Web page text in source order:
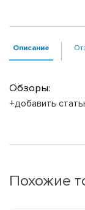
Описание
Обзоры:
+добавить
Похожие